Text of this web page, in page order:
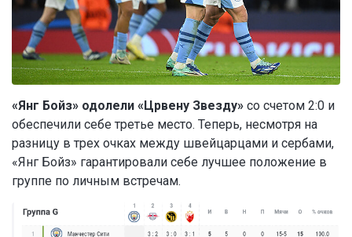
«Янг Бойз» одолели «Црвену Звезду» со счетом 2:0 и
обеспечили себе третье место. Теперь, несмотря на
разницу в трех очках между швейцарцами и сербами,
«Янг Бойз» гарантировали себе лучшее положение в
группе по личным встречам.